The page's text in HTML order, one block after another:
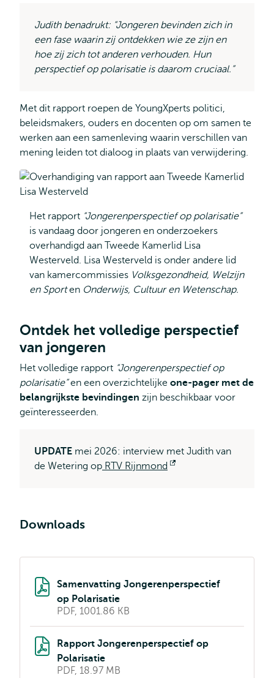
Judith benadrukt: “Jongeren bevinden zich in
een fase waarin zij ontdekken wie ze zijn en
hoe zij zich tot anderen verhouden. Hun
perspectief op polarisatie is daarom cruciaal.”
Met dit rapport roepen de YoungXperts politici,
beleidsmakers, ouders en docenten op om samen te
werken aan een samenleving waarin verschillen van
mening leiden tot dialoog in plaats van verwijdering.
Het rapport “Jongerenperspectief op polarisatie”
is vandaag door jongeren en onderzoekers
overhandigd aan Tweede Kamerlid Lisa
Westerveld. Lisa Westerveld is onder andere lid
van kamercommissies Volksgezondheid, Welzijn
en Sporten Onderwijs, Cultuur en Wetenschap.
Ontdek het volledige perspectief
van jongeren
Het volledige rapport “Jongerenperspectief op
polarisatie”en een overzichtelijke one-pager met de
belangrijkste bevindingen zijn beschikbaar voor
geïnteresseerden.
UPDATE mei 2026: interview met Judith van
de Wetering op RTV Rijnmond
Downloads
Samenvatting Jongerenperspectief
op Polarisatie
PDF, 1001.86 KB
Rapport Jongerenperspectief op
Polarisatie
PDF, 18.97 MB